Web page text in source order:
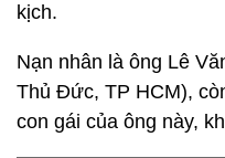
kịch.
Nạn nhân là ông Lê
Thủ Đức, TP HCM),
con gái của ông này,